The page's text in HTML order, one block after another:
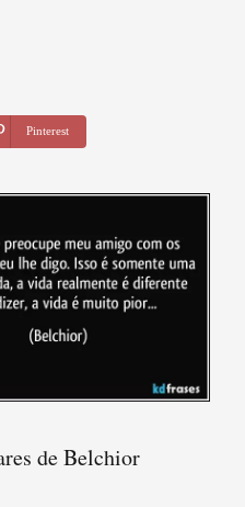
Pinterest
de Belchior